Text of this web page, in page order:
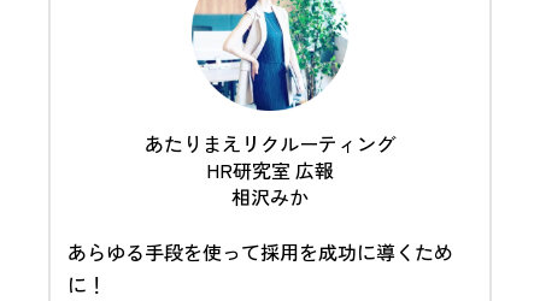
あたりまえリクルーティング
HR研究室 広報
相沢みか
あらゆる手段を使って採用を成功に導くため
に！